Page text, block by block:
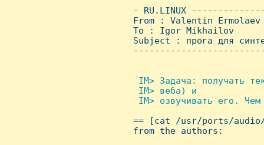
- RU.LINUX
From : Valentin
To : Igor Mikhailov
Subject : прога для
IM> Задача: получать
  IM> веба) и
IM> озвучивать его.
== [cat /usr/ports/
from the authors: